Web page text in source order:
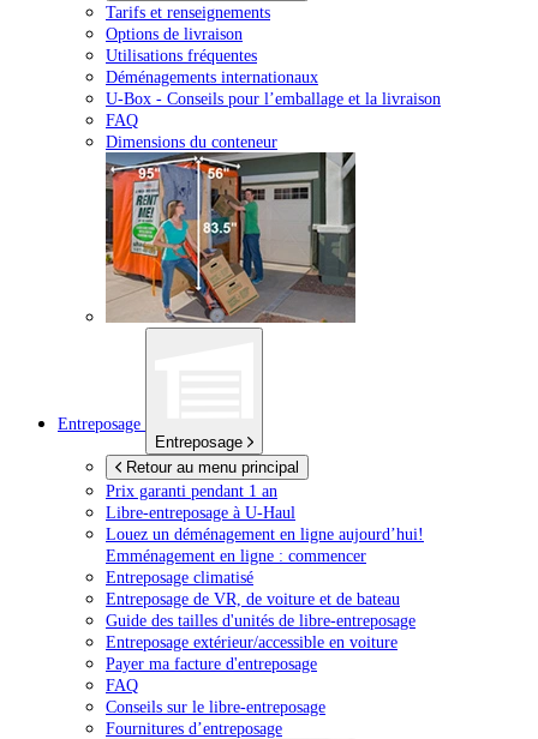
Tarifs et renseignements
Options de livraison
Utilisations fréquentes
Déménagements internationaux
U-Box - Conseils pour l’emballage et la livraison
FAQ
Dimensions du conteneur
Entreposage
Entreposage
Retour au menu principal
Prix garanti pendant 1 an
Libre-entreposage à U-Haul
Louez un déménagement en ligne aujourd’hui!
Emménagement en ligne : commencer
Entreposage climatisé
Entreposage de VR, de voiture et de bateau
Guide des tailles d'unités de libre-entreposage
Entreposage extérieur/accessible en voiture
Payer ma facture d'entreposage
FAQ
Conseils sur le libre-entreposage
Fournitures d’entreposage